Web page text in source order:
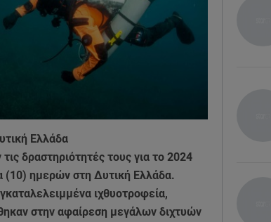
Ελλάδα
δραστηριότητές τους για το 2024
(10) ημερών στη Δυτική Ελλάδα.
ιχθυοτροφεία,
στην αφαίρεση μεγάλων διχτυών